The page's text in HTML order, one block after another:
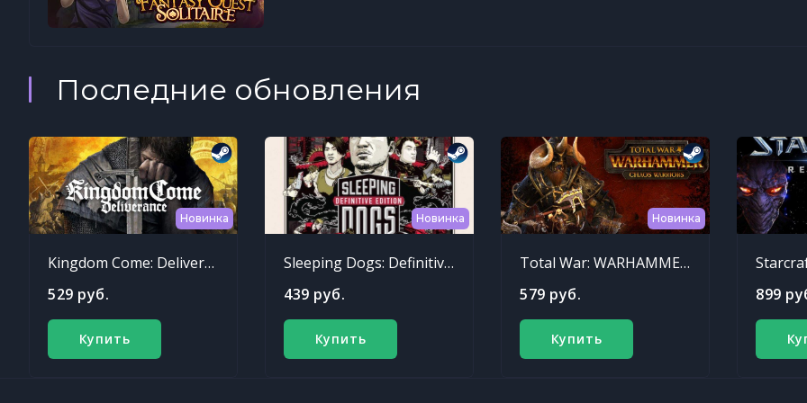
Последние обновления
Новинка
Kingdom Come: Deliverance
529 руб.
Купить
Новинка
Sleeping Dogs: Definitive Edition
439 руб.
Купить
Новинка
Total War: WARHAMMER - Chaos Warriors Race Pack
579 руб.
Купить
899